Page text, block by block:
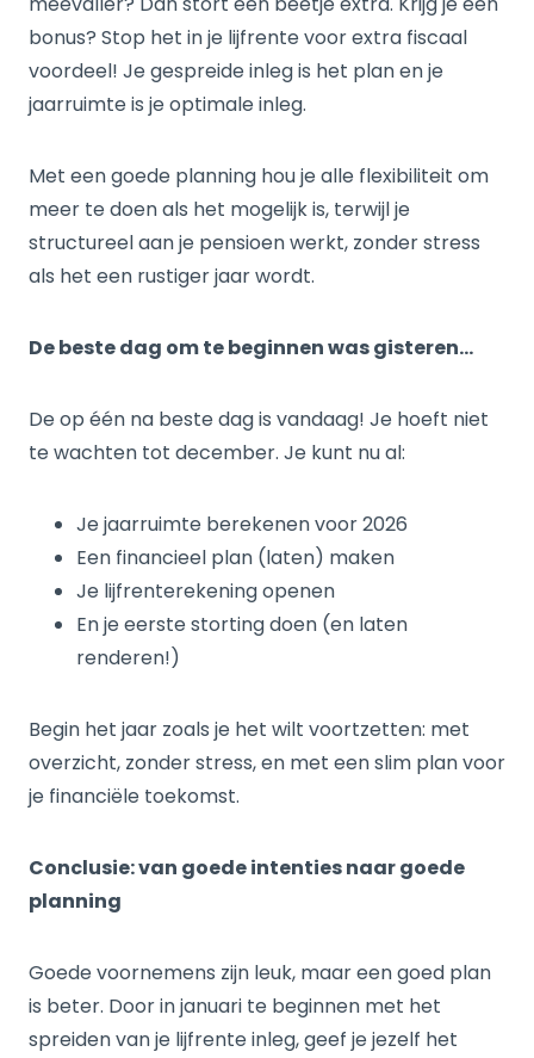
bonus? Stop het in je lijfrente voor extra fiscaal
voordeel! Je gespreide inleg is het plan en je
jaarruimte is je optimale inleg.
Met een goede planning hou je alle flexibiliteit om
meer te doen als het mogelijk is, terwijl je
structureel aan je pensioen werkt, zonder stress
als het een rustiger jaar wordt.
De beste dag om te beginnen was gisteren…
De op één na beste dag is vandaag! Je hoeft niet
te wachten tot december. Je kunt nu al:
Je jaarruimte berekenen voor 2026
Een financieel plan (laten) maken
Je lijfrenterekening openen
En je eerste storting doen (en laten
renderen!)
Begin het jaar zoals je het wilt voortzetten: met
overzicht, zonder stress, en met een slim plan voor
je financiële toekomst.
Conclusie: van goede intenties naar goede
planning
Goede voornemens zijn leuk, maar een goed plan
is beter. Door in januari te beginnen met het
spreiden van je lijfrente inleg, geef je jezelf het